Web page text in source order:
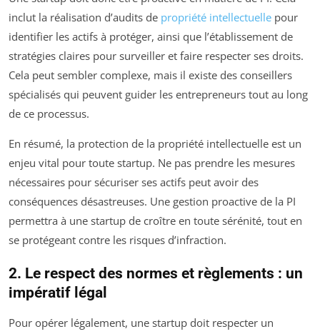
inclut la réalisation d’audits de propriété intellectuelle pour
identifier les actifs à protéger, ainsi que l’établissement de
stratégies claires pour surveiller et faire respecter ses droits.
Cela peut sembler complexe, mais il existe des conseillers
spécialisés qui peuvent guider les entrepreneurs tout au long
de ce processus.
En résumé, la protection de la propriété intellectuelle est un
enjeu vital pour toute startup. Ne pas prendre les mesures
nécessaires pour sécuriser ses actifs peut avoir des
conséquences désastreuses. Une gestion proactive de la PI
permettra à une startup de croître en toute sérénité, tout en
se protégeant contre les risques d’infraction.
2. Le respect des normes et règlements : un
impératif légal
Pour opérer légalement, une startup doit respecter un